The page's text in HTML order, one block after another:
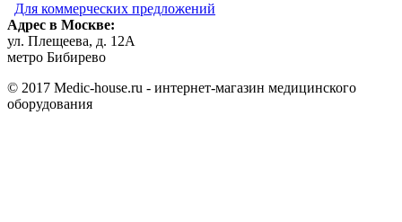
Для коммерческих предложений
Адрес в Москве:
ул. Плещеева, д. 12А
метро Бибирево
© 2017 Medic-house.ru - интернет-магазин медицинского
оборудования